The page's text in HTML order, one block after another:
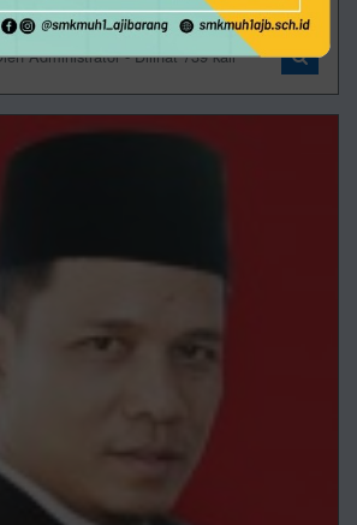
PT Samsung Indonesia
Administrator - Dilihat 739 kali